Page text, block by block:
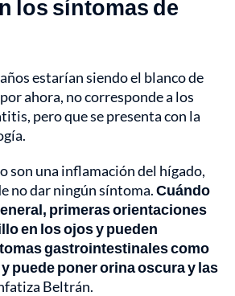
los síntomas de
estarían siendo el blanco de
ahora, no corresponde a los
pero que se presenta con la
son una inflamación del hígado,
no dar ningún síntoma.Cuándo
primeras orientaciones
en los ojos y pueden
gastrointestinales como
puede poner orina oscura y las
Beltrán.